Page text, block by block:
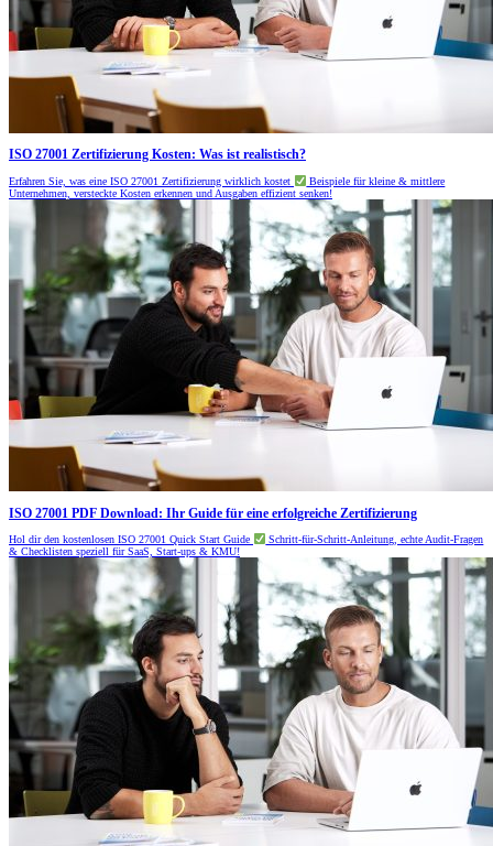
ISO 27001 Zertifizierung Kosten: Was ist realistisch?
Erfahren Sie, was eine ISO 27001 Zertifizierung wirklich kostet
Beispiele für kleine & mittlere
Unternehmen, versteckte Kosten erkennen und Ausgaben effizient senken!
ISO 27001 PDF Download: Ihr Guide für eine erfolgreiche Zertifizierung
Hol dir den kostenlosen ISO 27001 Quick Start Guide
Schritt-für-Schritt-Anleitung, echte Audit-Fragen
& Checklisten speziell für SaaS, Start-ups & KMU!